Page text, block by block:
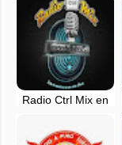
Lima, Perú
Radio Ctrl Mix en